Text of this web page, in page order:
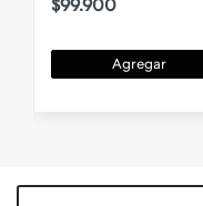
$99.900
Agregar